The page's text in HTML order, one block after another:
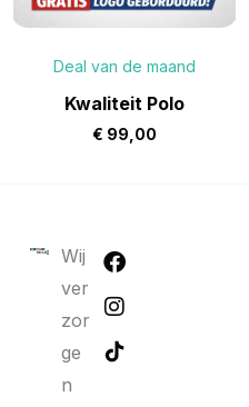
Deal van de maand
Kwaliteit Polo
€ 99,00
Wij
ver
zor
ge
n